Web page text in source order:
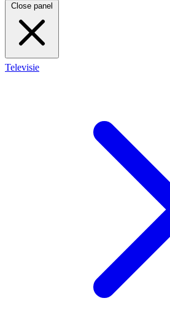
Close panel
Televisie